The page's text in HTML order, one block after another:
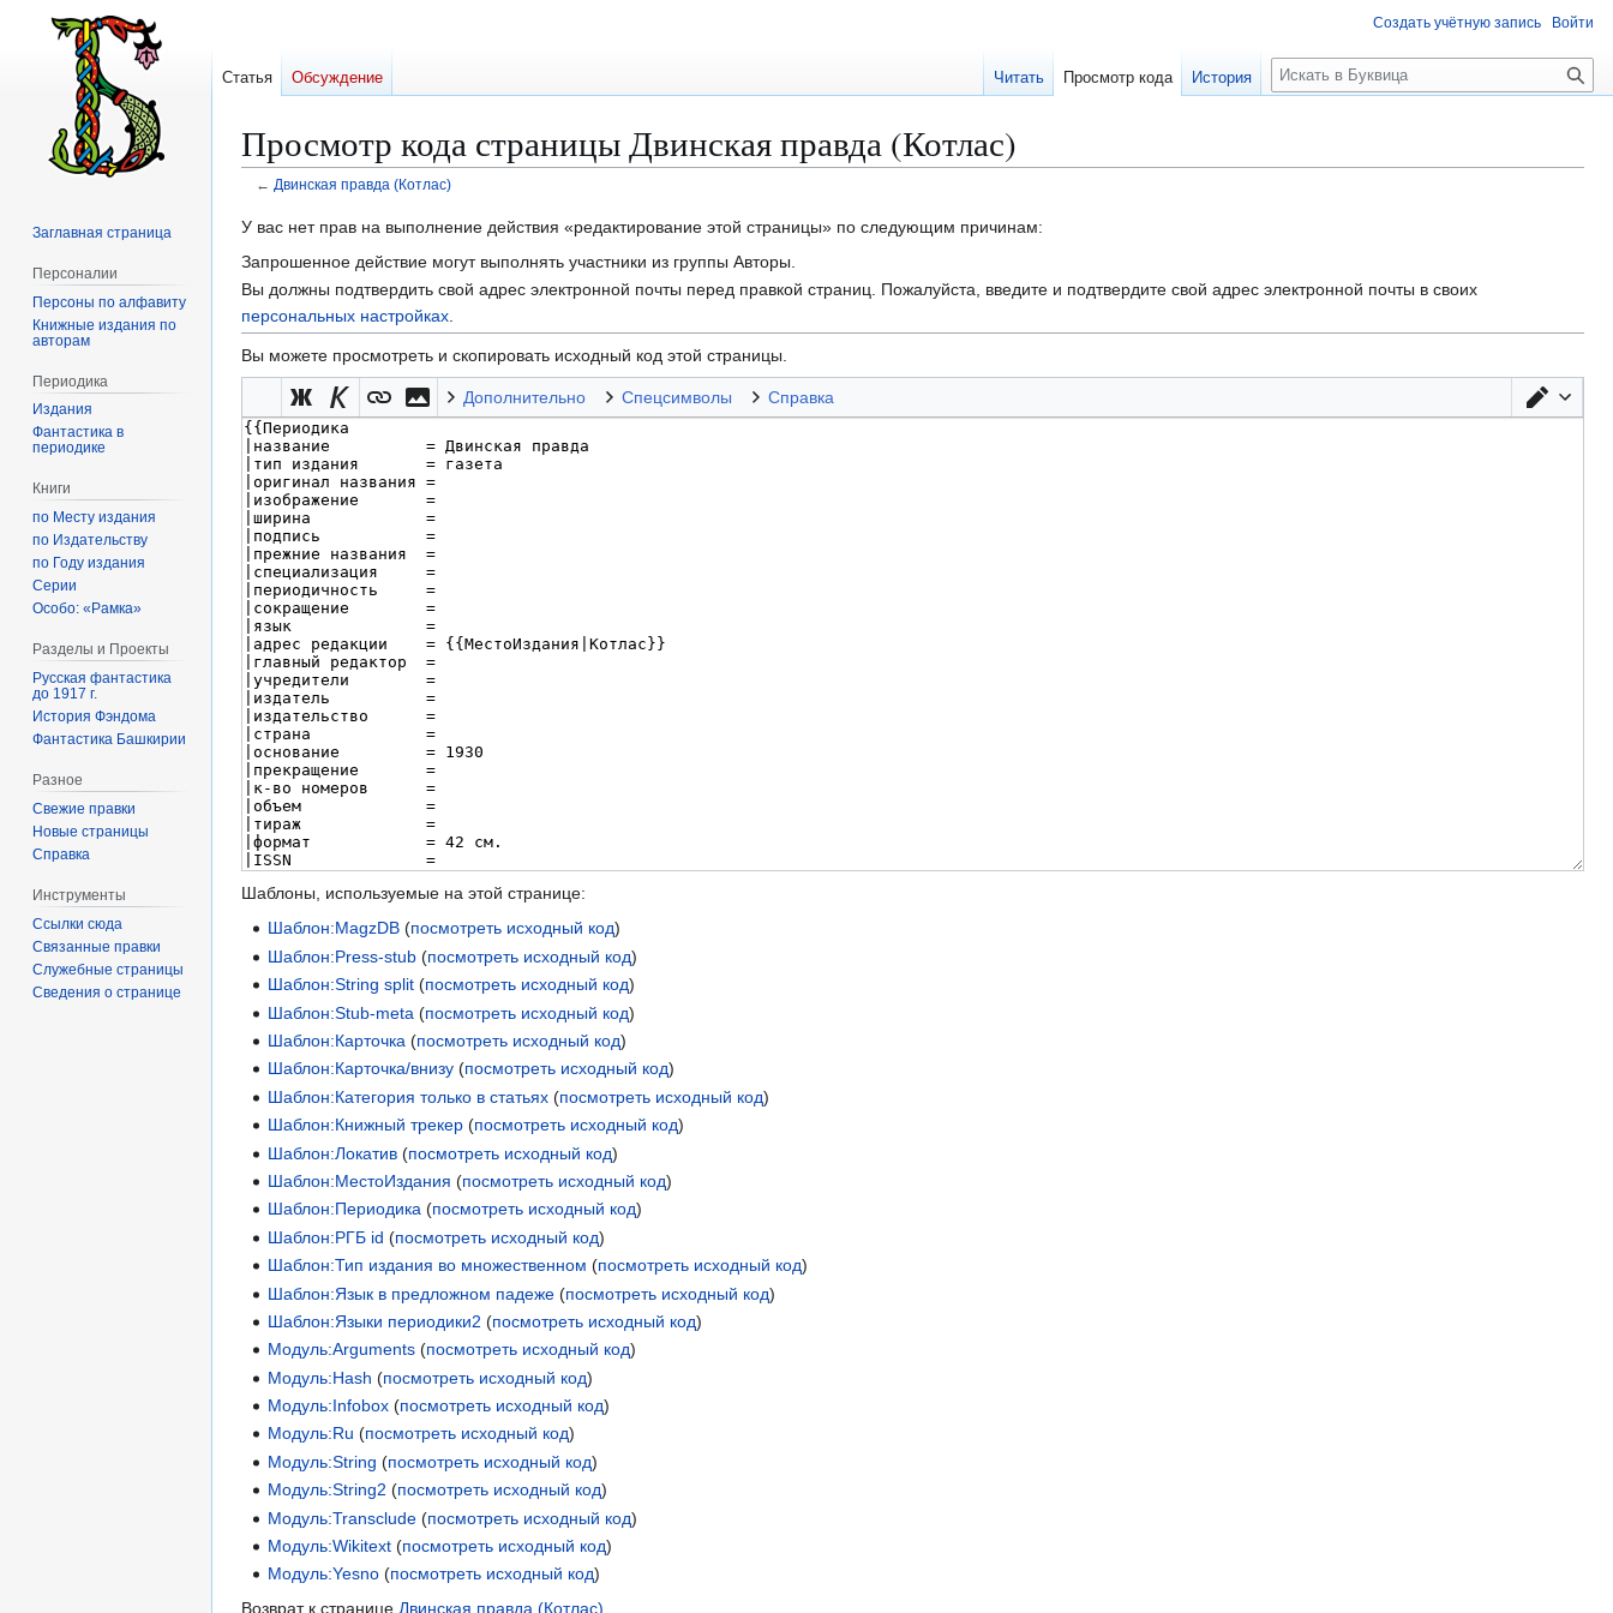
Просмотр кода страницы Двинская правда (Котлас)
← Двинская правда (Котлас)
Перейти
к
Перейти
к
У вас нет прав на выполнение действия «редактирование этой страницы» по следующим причинам:
Запрошенное действие могут выполнять участники из группы Авторы.
Вы должны подтвердить свой адрес электронной почты перед правкой страниц. Пожалуйста, введите и подтвердите свой адрес электронной почты в своих
персональных настройках
Вы можете просмотреть и скопировать исходный код этой страницы.
Дополнительно Спецсимволы Справка
Шаблоны, используемые на этой странице:
Шаблон:MagzDB (посмотреть исходный код)
Шаблон:Press-stub (посмотреть исходный код)
Шаблон:String split (посмотреть исходный код)
Шаблон:Stub-meta (посмотреть исходный код)
Шаблон:Карточка (посмотреть исходный код)
Шаблон:Карточка/внизу (посмотреть исходный код)
Шаблон:Категория только в статьях (посмотреть исходный код)
Шаблон:Книжный трекер (посмотреть исходный код)
Шаблон:Локатив (посмотреть исходный код)
Шаблон:МестоИздания (посмотреть исходный код)
Шаблон:Периодика (посмотреть исходный код)
Шаблон:РГБ id (посмотреть исходный код)
Шаблон:Тип издания во множественном (посмотреть исходный код)
Шаблон:Язык в предложном падеже (посмотреть исходный код)
Шаблон:Языки периодики2 (посмотреть исходный код)
Модуль:Arguments (посмотреть исходный код)
Модуль:Hash (посмотреть исходный код)
Модуль:Infobox (посмотреть исходный код)
Модуль:Ru (посмотреть исходный код)
Модуль:String (посмотреть исходный код)
Модуль:String2 (посмотреть исходный код)
Модуль:Transclude (посмотреть исходный код)
Модуль:Wikitext (посмотреть исходный код)
Модуль:Yesno (посмотреть исходный код)
Возврат к странице Двинская правда (Котлас)
Создать учётную запись Войти
Статья Обсуждение Читать Просмотр кода История
П
о
к
Заглавная страница
Персоналии
Персоны по алфавиту
Книжные издания по
авторам
Периодика
Издания
Фантастика в
периодике
Книги
по Месту издания
по Издательству
по Году издания
Серии
Особо: «Рамка»
Разделы и Проекты
Русская фантастика
до 1917 г.
История Фэндома
Фантастика Башкирии
Разное
Свежие правки
Новые страницы
Справка
Инструменты
Ссылки сюда
Связанные правки
Служебные страницы
Сведения о странице